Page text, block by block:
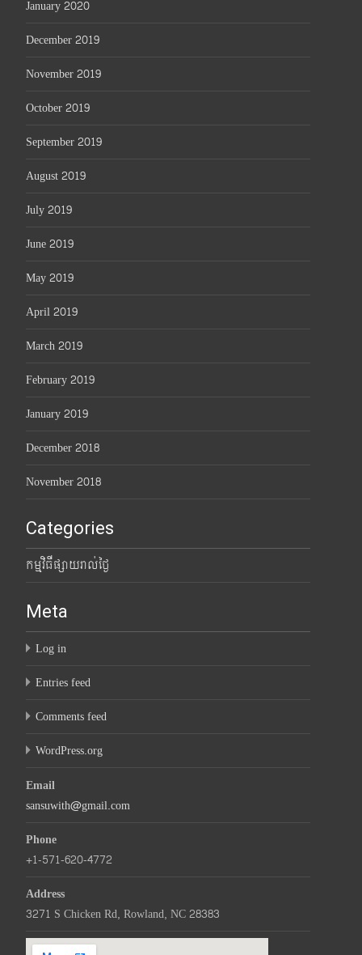
January 2020
December 2019
November 2019
October 2019
September 2019
August 2019
July 2019
June 2019
May 2019
April 2019
March 2019
February 2019
January 2019
December 2018
November 2018
Categories
កម្មវិធីផ្សាយរាល់ថ្ងៃ
Meta
Log in
Entries feed
Comments feed
WordPress.org
Email
sansuwith@gmail.com
Phone
+1-571-620-4772
Address
3271 S Chicken Rd, Rowland, NC 28383